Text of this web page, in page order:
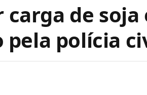
de
pela polícia